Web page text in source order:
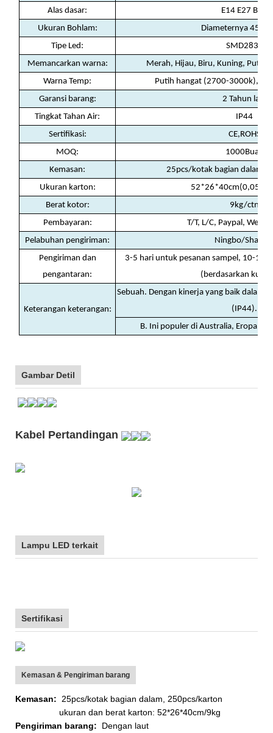
Alas dasar:
E14 E27 B22
Ukuran Bohlam:
Diameternya
Tipe Led:
SMD2835
Memancarkan warna:
Merah, Hijau, Biru, Kuning, Putih
Warna Temp:
Putih hangat (2700-3000k),
Garansi barang:
2 Tahun lalu
Tingkat Tahan Air:
IP44
Sertifikasi:
CE,ROHS
MOQ:
1000Buah
Kemasan:
25pcs/kotak bagian dalam,
Ukuran karton:
Berat kotor:
9kg/ctn
Pembayaran:
T/T, L/C, Paypal,
Pelabuhan pengiriman:
Ningbo/
Pengiriman dan
pengantaran:
3-5 hari untuk pesanan sampel, 10-15
(berdasarkan
Keterangan keterangan:
Sebuah. Dengan kinerja yang baik dalam
(IP44).
B. Ini populer di Australia, Eropa,
Gambar Detil
Kabel Pertandingan
Lampu LED terkait
Sertifikasi
Kemasan & Pengiriman barang
Kemasan: 25pcs/kotak bagian dalam, 250pcs/karton
ukuran dan berat karton: 52*26*40cm/9kg
Pengiriman barang:
Dengan laut